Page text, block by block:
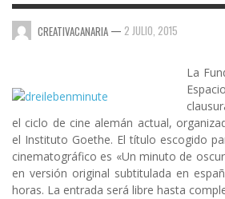
CREATIVACANARIA — 2 JULIO, 2015
La
el ciclo de cine alemán actual,
el Instituto Goethe. El título escogido
cinematográfico es «Un minuto de
en versión original subtitulada en
horas. La entrada será libre hasta